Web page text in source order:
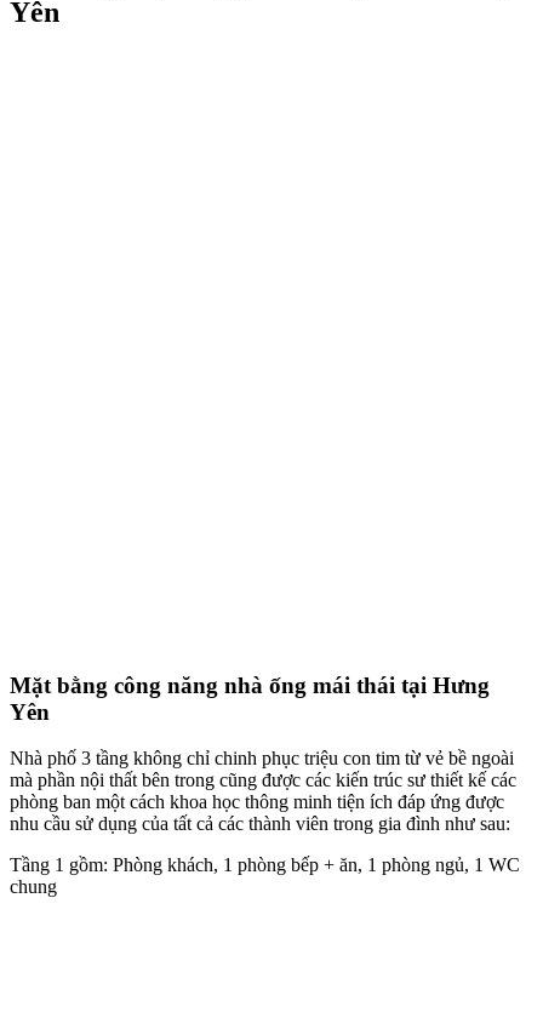
Yên
Mặt bằng công năng nhà ống mái thái tại Hưng
Yên
Nhà phố 3 tầng không chỉ chinh phục triệu con tim từ vẻ bề ngoài
mà phần nội thất bên trong cũng được các kiến trúc sư thiết kế các
phòng ban một cách khoa học thông minh tiện ích đáp ứng được
nhu cầu sử dụng của tất cả các thành viên trong gia đình như sau:
Tầng 1 gồm: Phòng khách, 1 phòng bếp + ăn, 1 phòng ngủ, 1 WC
chung